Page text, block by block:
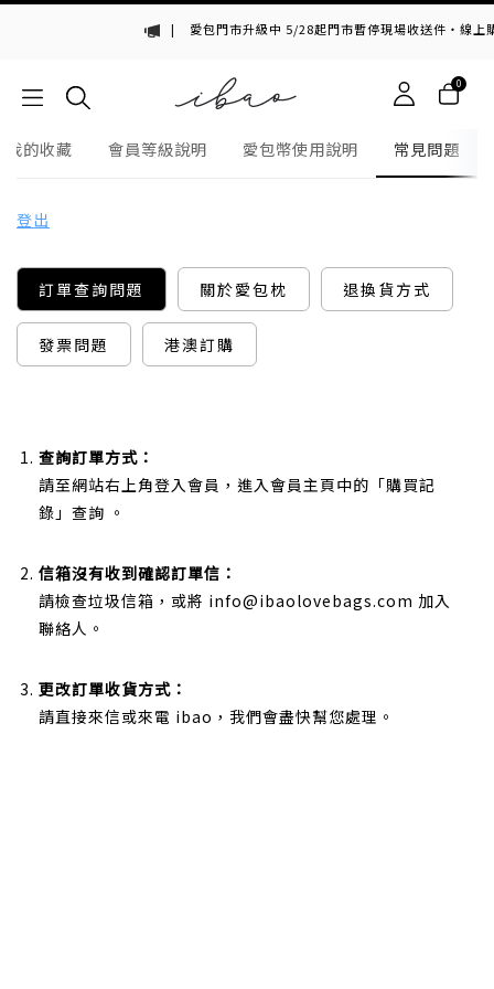
愛包門市升級中 5/28起門市暫停現場收送件・線上
0
我的收藏 會員等級說明 愛包幣使用說明 常見問題
登出
訂單查詢問題 關於愛包枕 退換貨方式
發票問題 港澳訂購
查詢訂單方式：
請至網站右上角登入會員，進入會員主頁中的「購買記
錄」查詢 。
信箱沒有收到確認訂單信：
請檢查垃圾信箱，或將 info@ibaolovebags.com 加入
聯絡人。
更改訂單收貨方式：
請直接來信或來電 ibao，我們會盡快幫您處理。